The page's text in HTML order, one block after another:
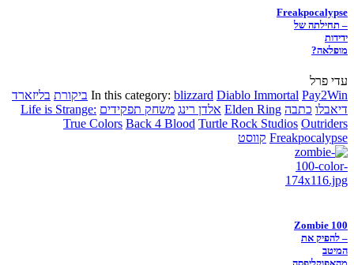
Freakpocalypse
– תחילתה של
ידידות
מופלאה?
עדי פרל
In this category: blizzard Diablo Immortal Pay2Win ביקורת בליזארד
דיאבלו כתבה Elden Ring אלדן רינג משחק תפקידים Life is Strange:
True Colors Back 4 Blood Turtle Rock Studios Outriders
Freakpocalypse קווסט
Zombie 100
– להפיק את
המיטב